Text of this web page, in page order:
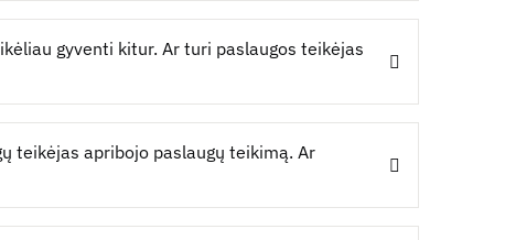
gyventi kitur. Ar turi paslaugos teikėjas
teikėjas apribojo paslaugų teikimą. Ar